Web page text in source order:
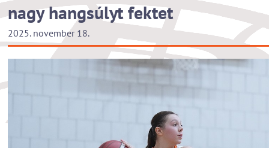
nagy hangsúlyt fektet
2025. november 18.